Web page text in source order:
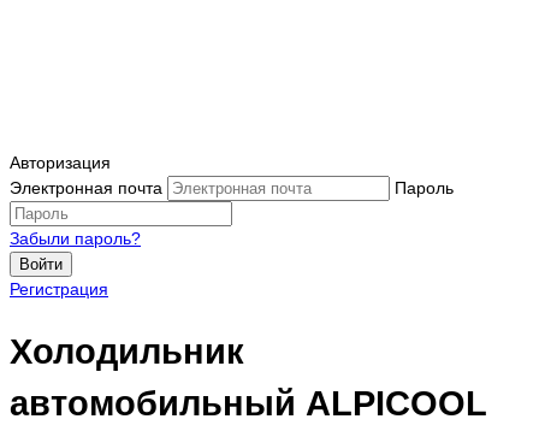
Авторизация
Электронная почта
Пароль
Забыли пароль?
Войти
Регистрация
Холодильник
автомобильный ALPICOOL